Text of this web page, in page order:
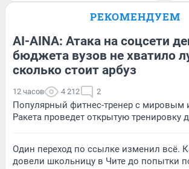
РЕКОМЕНДУЕМ
AI-AINA: Атака на соцсети
бюджета вузов не хватило
сколько стоит арбуз
12 часов 4 212 2
Популярный фитнес-тренер с мировым
Ракета проведет открытую тренировку
Один переход по ссылке изменил всё.
довели школьницу в Чите до попытки